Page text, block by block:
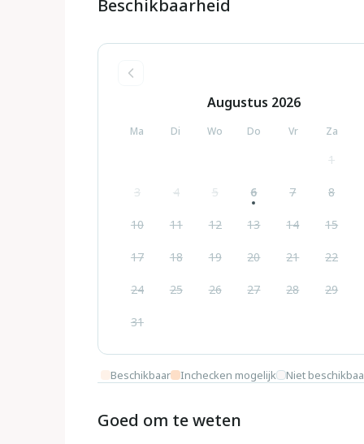
Beschikbaarheid
Augustus 2026
Ma Di Wo Do Vr Za
1
3 4 5 6 7 8
10 11 12 13 14 15
17 18 19 20 21 22
24 25 26 27 28 29
31
Beschikbaar Inchecken mogelijk Niet
Goed om te weten